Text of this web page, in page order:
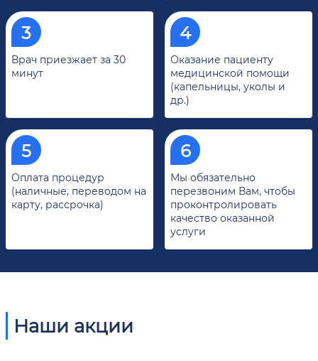
Врач приезжает за 30
минут
Оказание пациенту
медицинской помощи
(капельницы, уколы и
др.)
Оплата процедур
(наличные, переводом на
карту, рассрочка)
Мы обязательно
перезвоним Вам, чтобы
проконтролировать
качество оказанной
услуги
Наши акции